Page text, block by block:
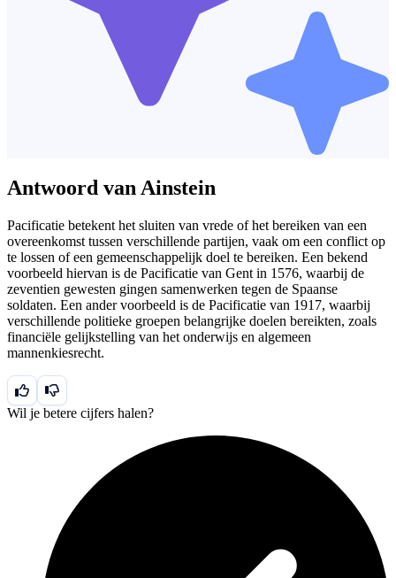
Antwoord van Ainstein
Pacificatie betekent het sluiten van vrede of het bereiken van een
overeenkomst tussen verschillende partijen, vaak om een conflict op
te lossen of een gemeenschappelijk doel te bereiken. Een bekend
voorbeeld hiervan is de Pacificatie van Gent in 1576, waarbij de
zeventien gewesten gingen samenwerken tegen de Spaanse
soldaten. Een ander voorbeeld is de Pacificatie van 1917, waarbij
verschillende politieke groepen belangrijke doelen bereikten, zoals
financiële gelijkstelling van het onderwijs en algemeen
mannenkiesrecht.
Wil je betere cijfers halen?